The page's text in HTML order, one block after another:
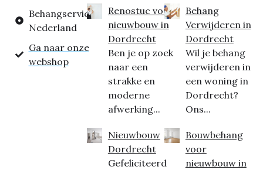
Behangservice
Nederland
Ga naar onze
webshop
Renostuc voor
nieuwbouw in
Dordrecht
Ben je op zoek
naar een
strakke en
moderne
afwerking...
Nieuwbouw
Dordrecht
Gefeliciteerd
Behang
Verwijderen in
Dordrecht
Wil je behang
verwijderen in
een woning in
Dordrecht?
Ons...
Bouwbehang
voor
nieuwbouw in